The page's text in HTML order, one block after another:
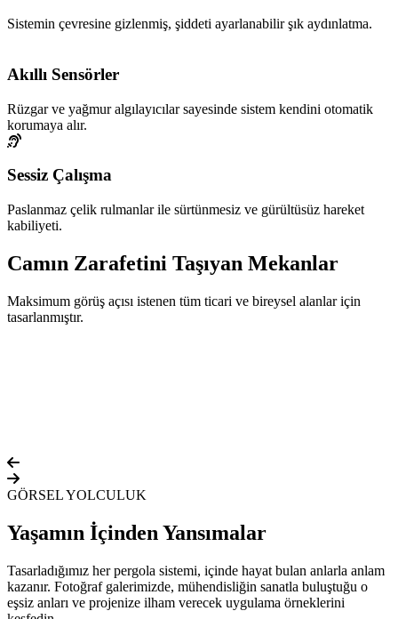
Sistemin çevresine gizlenmiş, şiddeti ayarlanabilir şık aydınlatma.
Akıllı Sensörler
Rüzgar ve yağmur algılayıcılar sayesinde sistem kendini otomatik
korumaya alır.
Sessiz Çalışma
Paslanmaz çelik rulmanlar ile sürtünmesiz ve gürültüsüz hareket
kabiliyeti.
Camın Zarafetini Taşıyan Mekanlar
Maksimum görüş açısı istenen tüm ticari ve bireysel alanlar için
tasarlanmıştır.
GÖRSEL YOLCULUK
Yaşamın İçinden Yansımalar
Tasarladığımız her pergola sistemi, içinde hayat bulan anlarla anlam
kazanır. Fotoğraf galerimizde, mühendisliğin sanatla buluştuğu o
eşsiz anları ve projenize ilham verecek uygulama örneklerini